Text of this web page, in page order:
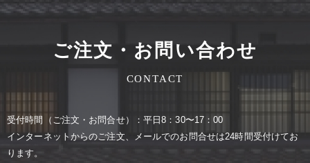
ご注文・お問い合わせ
CONTACT
受付時間（ご注⽂・お問合せ）：平⽇8：30〜17：00
インターネットからのご注⽂、メールでのお問合せは24時間受付けてお
ります。